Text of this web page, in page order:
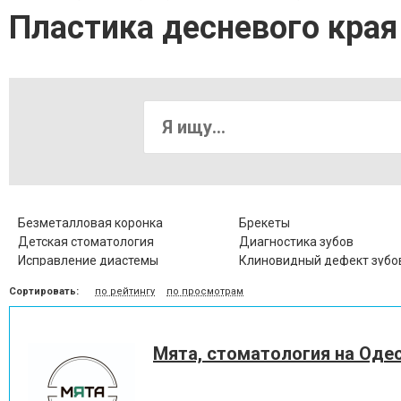
Пластика десневого
Безметалловая коронка Брекеты
Детская стоматология
Диагностика зубов
Исправление диастемы
Клиновидный дефект
Лечение альвеолита
Лечение гингивита
Лечение корневых
Лечение пародонтоза
Лечение пульпита
Сортировать: по рейтингу по просмотрам
Мята, стоматология на